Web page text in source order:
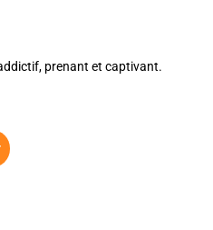
prenant et captivant.